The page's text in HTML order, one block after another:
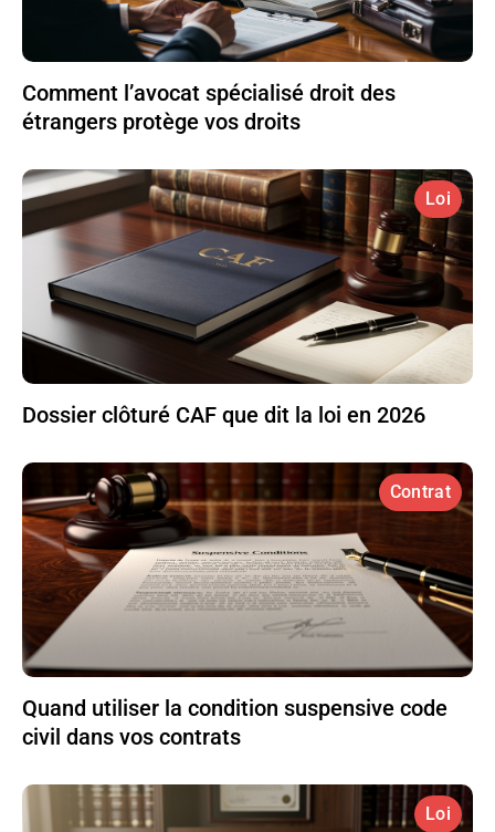
Comment l’avocat spécialisé droit des
étrangers protège vos droits
Loi
Dossier clôturé CAF que dit la loi en 2026
Contrat
Quand utiliser la condition suspensive code
civil dans vos contrats
Loi